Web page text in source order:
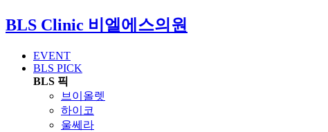
BLS Clinic 비엘에스의원
EVENT
BLS PICK
BLS 픽
브이올렛
하이코
울쎄라